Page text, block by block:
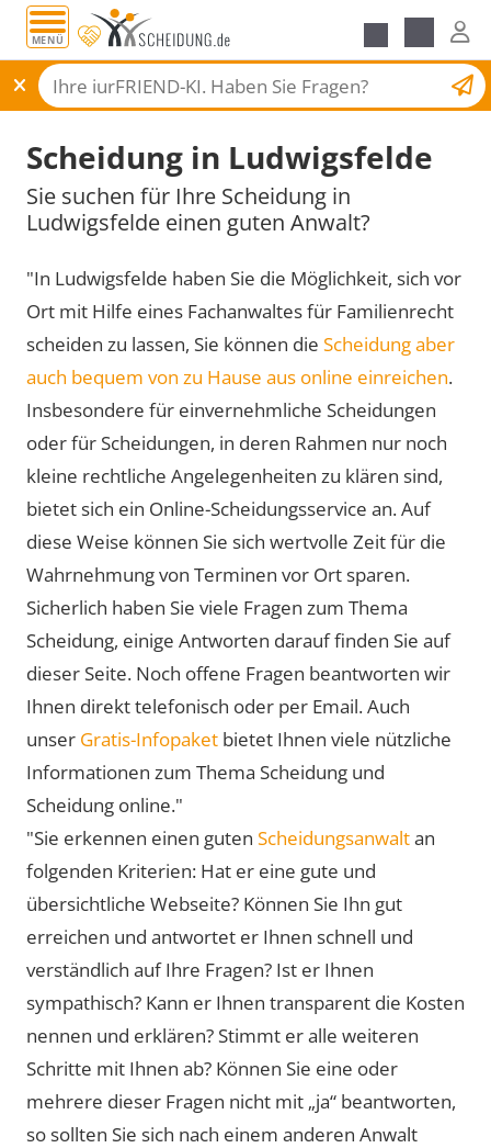
MENÜ
Scheidungsantrag
Scheidung in Ludwigsfelde
Sie suchen für Ihre Scheidung in
Ludwigsfelde einen guten Anwalt?
"In Ludwigsfelde haben Sie die Möglichkeit, sich vor
Ort mit Hilfe eines Fachanwaltes für Familienrecht
scheiden zu lassen, Sie können die Scheidung aber
auch bequem von zu Hause aus online einreichen.
Insbesondere für einvernehmliche Scheidungen
oder für Scheidungen, in deren Rahmen nur noch
kleine rechtliche Angelegenheiten zu klären sind,
bietet sich ein Online-Scheidungsservice an. Auf
diese Weise können Sie sich wertvolle Zeit für die
Wahrnehmung von Terminen vor Ort sparen.
Sicherlich haben Sie viele Fragen zum Thema
Scheidung, einige Antworten darauf finden Sie auf
dieser Seite. Noch offene Fragen beantworten wir
Ihnen direkt telefonisch oder per Email. Auch
unser Gratis-Infopaket bietet Ihnen viele nützliche
Informationen zum Thema Scheidung und
Scheidung online."
"Sie erkennen einen guten Scheidungsanwaltan
folgenden Kriterien: Hat er eine gute und
übersichtliche Webseite? Können Sie Ihn gut
erreichen und antwortet er Ihnen schnell und
verständlich auf Ihre Fragen? Ist er Ihnen
sympathisch? Kann er Ihnen transparent die Kosten
nennen und erklären? Stimmt er alle weiteren
Schritte mit Ihnen ab? Können Sie eine oder
mehrere dieser Fragen nicht mit „ja“ beantworten,
so sollten Sie sich nach einem anderen Anwalt